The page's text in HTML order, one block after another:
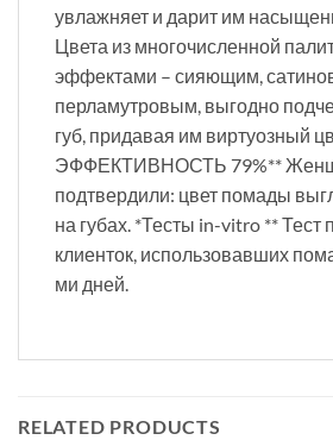
увлажняет и дарит им
Цвета из многочисленной
эффектами – сияющим,
перламутровым, выгодно
губ, придавая им виртуозный
ЭФФЕКТИВНОСТЬ 79%**
подтвердили: цвет помады
на губах. *Тесты in-vitro ** Тест
клиенток, использовавших
ми дней.
RELATED PRODUCTS